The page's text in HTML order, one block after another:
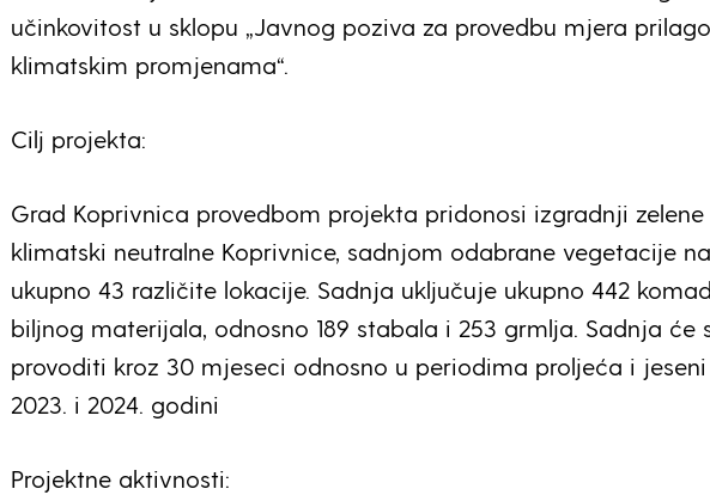
učinkovitost u sklopu „Javnog poziva za provedbu mjera
klimatskim promjenama“.
Cilj projekta:
Grad Koprivnica provedbom projekta pridonosi izgradnji zelene
klimatski neutralne Koprivnice, sadnjom odabrane vegetacije na
ukupno 43 različite lokacije. Sadnja uključuje ukupno 442
biljnog materijala, odnosno 189 stabala i 253 grmlja. Sadnja će
provoditi kroz 30 mjeseci odnosno u periodima proljeća i jeseni
2023. i 2024. godini
Projektne aktivnosti: